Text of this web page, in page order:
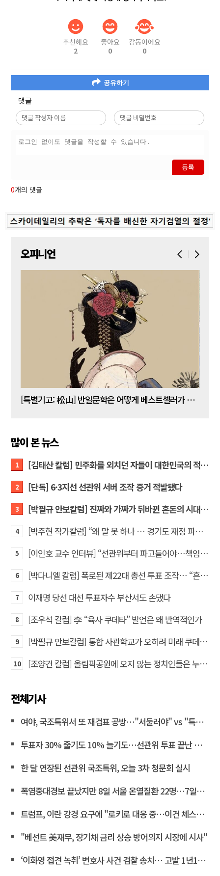
추천해요
2
좋아요
0
감동이에요
0
공유하기
댓글
등록
0개의 댓글
오피니언
[특별기고: 松山] 반일문학은 어떻게 베스트셀러가 되는가?
많이 본 뉴스
1 [김태산 칼럼] 민주화를 외치던 자들이 대한민국의 적이고 간첩이었다
2 [단독] 6·3지선 선관위 서버 조작 증거 적발됐다
3 [박필규 안보칼럼] 진짜와 가짜가 뒤바뀐 혼돈의 시대, 안보 파탄은 막아야
4 [박주현 작가칼럼] “왜 말 못 하나 … 경기도 재정 파탄의 진짜 원인을”
5 [이인호 교수 인터뷰] “선관위부터 파고들어야…책임자 직접 고발하라”
6 [박다니엘 칼럼] 폭로된 제22대 총선 투표 조작… “흔들리는 가짜 국회의원들”
7 이재명 당선 대선 투표자수 부산서도 손댔다
8 [조우석 칼럼] 李 “육사 쿠데타” 발언은 왜 반역적인가
9 [박필규 안보칼럼] 통합 사관학교가 오히려 미래 쿠데타의 통로가 되는 이유
10 [조양건 칼럼] 올림픽공원에 오지 않는 정치인들은 누구인가
전체기사
여야, 국조특위서 또 재검표 공방…"서둘러야" vs "특검 연계"<연합뉴스>
투표자 30% 줄기도 10% 늘기도…선관위 투표 끝난 뒤 조작 정황
한 달 연장된 선관위 국조특위, 오늘 3차 청문회 실시
폭염중대경보 끝났지만 8일 서울 온열질환 22명…7일째 두자리
트럼프, 이란 강경 요구에 "로키로 대응 중…이건 체스게임"
"베선트 美재무, 장기채 금리 상승 방어의지 시장에 시사"
‘이화영 접견 녹취’ 변호사 사건 검찰 송치… 고발 1년10개월만